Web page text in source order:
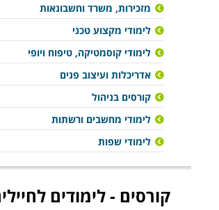
מזכירות, משרד וחשבונאות
לימודי מקצוע טכני
לימודי קוסמטיקה, טיפוח ויופי
אדריכלות ועיצוב פנים
קורסים בניהול
לימודי מחשבים ורשתות
לימודי שפות
קורסים - לימודים